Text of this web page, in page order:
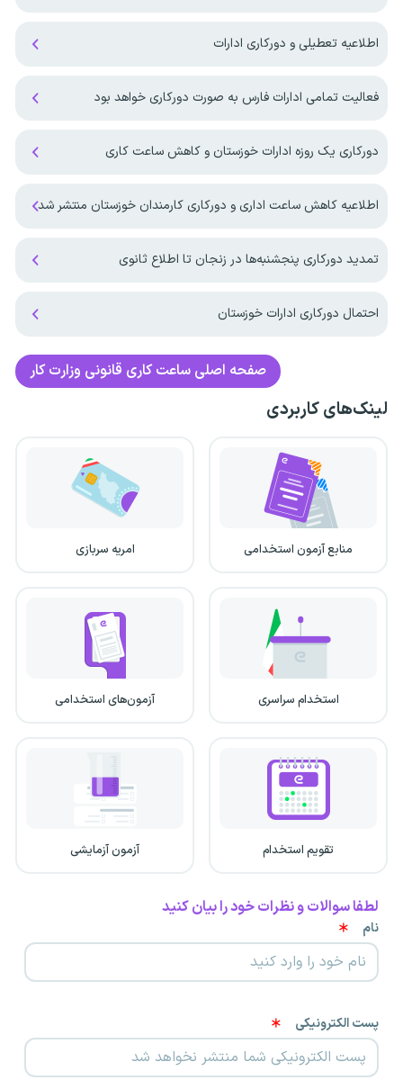
اطلاعیه تعطیلی و دورکاری ادارات
فعالیت تمامی ادارات فارس به صورت دورکاری خواهد بود
دورکاری یک روزه ادارات خوزستان و کاهش ساعت کاری
اطلاعیه کاهش ساعت اداری و دورکاری کارمندان خوزستان منتشر شد
تمدید دورکاری پنجشنبه‌ها در زنجان تا اطلاع ثانوی
احتمال دورکاری ادارات خوزستان
صفحه اصلی ساعت کاری قانونی وزارت کار
لینک‌های کاربردی
منابع آزمون استخدامی امریه سربازی
استخدام سراسری آزمون‌های استخدامی
تقویم استخدام آزمون آزمایشی
لطفا سوالات و نظرات خود را بیان کنید
نام
پست الکترونیکی